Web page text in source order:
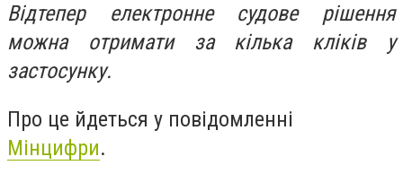
Відтепер електронне судове рішення
можна отримати за кілька кліків у
застосунку.
Про це йдеться у повідомленні
Мінцифри.